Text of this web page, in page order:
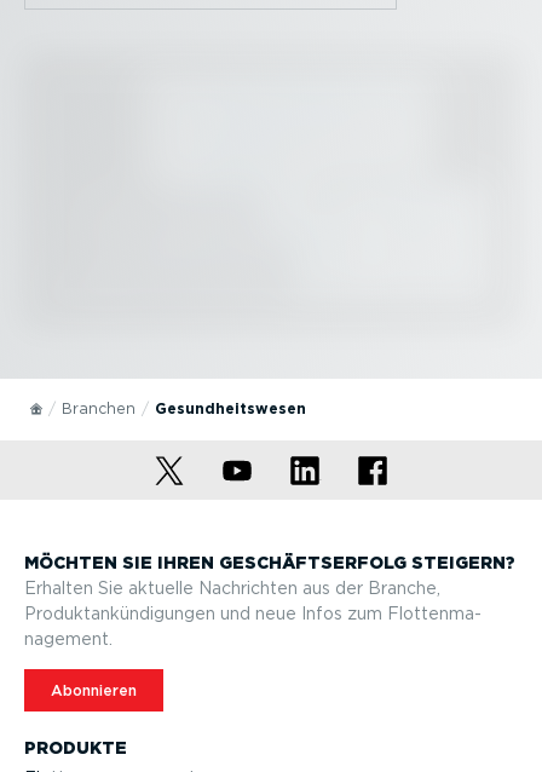
Branchen Gesund­heits­wesen
PRODUKTE
MÖCHTEN SIE IHREN GESCHÄFTS­ERFOLG STEIGERN?
Erhalten Sie aktuelle Nachrichten aus der Branche,
Produktan­kün­di­gungen und neue Infos zum Flotten­ma­
nagement.
Abonnieren